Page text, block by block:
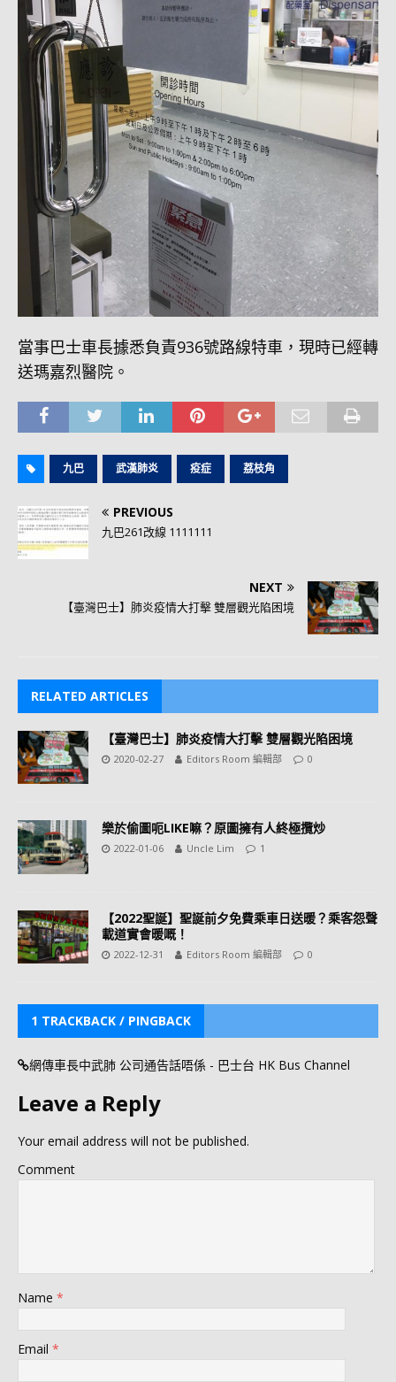
當事巴士車長據悉負責936號路線特車，現時已經轉
送瑪嘉烈醫院。
九巴 武漢肺炎 疫症 荔枝角
PREVIOUS
九巴261改線 1111111
NEXT
【臺灣巴士】肺炎疫情大打擊 雙層觀光陷困境
RELATED ARTICLES
【臺灣巴士】肺炎疫情大打擊 雙層觀光陷困境
2020-02-27 Editors Room 編輯部 0
樂於偷圖呃LIKE嘛？原圖擁有人終極攬炒
2022-01-06 Uncle Lim 1
【2022聖誕】聖誕前夕免費乘車日送暖？乘客怨聲
載道實會暖嘅！
2022-12-31 Editors Room 編輯部 0
1 TRACKBACK / PINGBACK
網傳車長中武肺 公司通告話唔係 - 巴士台 HK Bus Channel
Leave a Reply
Your email address will not be published.
Comment
Name *
Email *